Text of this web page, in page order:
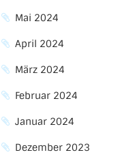
Mai 2024
April 2024
März 2024
Februar 2024
Januar 2024
Dezember 2023